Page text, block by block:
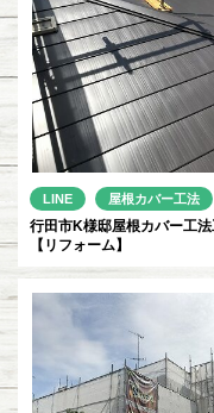
LINE 屋根カバー工法
行田市K様邸屋根カバー工
【リフォーム】